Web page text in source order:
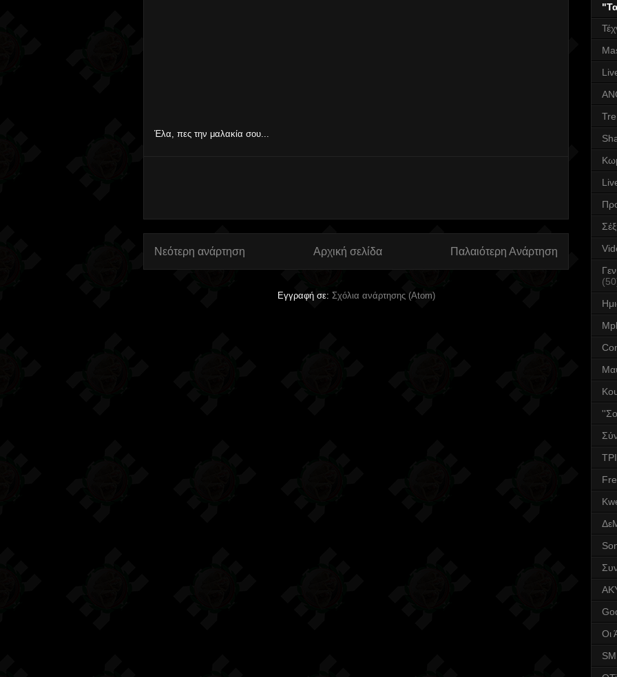
Έλα, πες την μαλακία σου...
Νεότερη ανάρτηση Παλαιότερη Ανάρτηση
Αρχική σελίδα
Εγγραφή σε: Σχόλια ανάρτησης (Atom)
Οι